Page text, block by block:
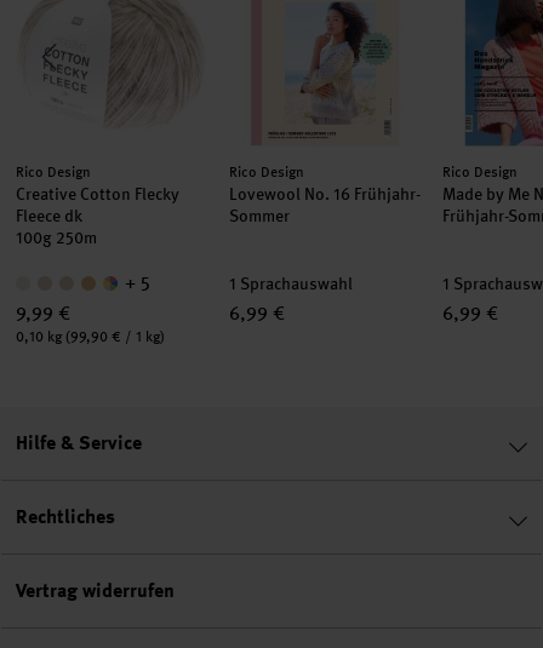
Hersteller:
Rico Design
Creative Cotton Flecky
Fleece dk
100g 250m
+ 5
9,99 €
Inhalt:
0,10 kg (99,90 € / 1 kg)
Hersteller:
Rico Design
Lovewool No. 16 Frühjahr-
Sommer
1 Sprachauswahl
6,99 €
Hersteller:
Rico Design
Made by Me
Frühjahr-
1
6,99 €
Hilfe & Service
Rechtliches
Vertrag widerrufen